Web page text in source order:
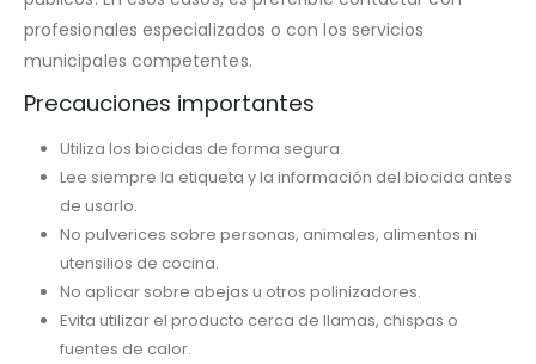
profesionales especializados o con los servicios
municipales competentes.
Precauciones importantes
Utiliza los biocidas de forma segura.
Lee siempre la etiqueta y la información del biocida antes
de usarlo.
No pulverices sobre personas, animales, alimentos ni
utensilios de cocina.
No aplicar sobre abejas u otros polinizadores.
Evita utilizar el producto cerca de llamas, chispas o
fuentes de calor.